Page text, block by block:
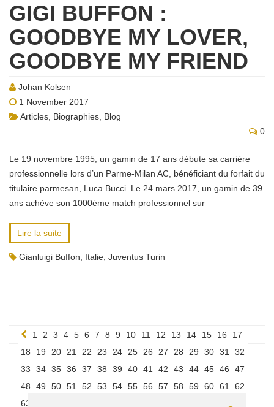
GIGI BUFFON :
GOODBYE MY LOVER,
GOODBYE MY FRIEND
Johan Kolsen
1 November 2017
Articles Biographies Blog
0
Le 19 novembre 1995, un gamin de 17 ans débute sa carrière
professionnelle lors d’un Parme-Milan AC, bénéficiant du forfait du
titulaire parmesan, Luca Bucci. Le 24 mars 2017, un gamin de 39
ans achève son 1000ème match professionnel sur
Lire la suite
Gianluigi Buffon Italie Juventus Turin
1 2 3 4 5 6 7 8 9 10 11 12 13 14 15 16
17
18
19 20 21 22 23 24 25 26 27 28 29 30 31
32
33
34 35 36 37 38 39 40 41 42 43 44 45 46
47
48
49 50 51 52 53 54 55 56 57 58 59 60 61
62
63